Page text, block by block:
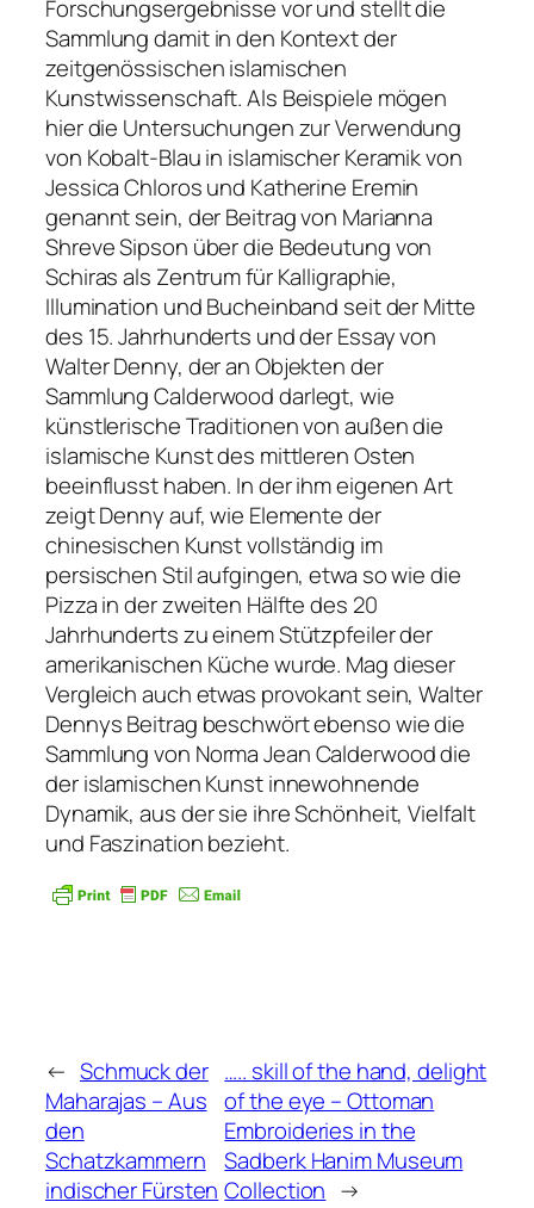
Forschungsergebnisse vor und stellt die
Sammlung damit in den Kontext der
zeitgenössischen islamischen
Kunstwissenschaft. Als Beispiele mögen
hier die Untersuchungen zur Verwendung
von Kobalt-Blau in islamischer Keramik von
Jessica Chloros und Katherine Eremin
genannt sein, der Beitrag von Marianna
Shreve Sipson über die Bedeutung von
Schiras als Zentrum für Kalligraphie,
Illumination und Bucheinband seit der Mitte
des 15. Jahrhunderts und der Essay von
Walter Denny, der an Objekten der
Sammlung Calderwood darlegt, wie
künstlerische Traditionen von außen die
islamische Kunst des mittleren Osten
beeinflusst haben. In der ihm eigenen Art
zeigt Denny auf, wie Elemente der
chinesischen Kunst vollständig im
persischen Stil aufgingen, etwa so wie die
Pizza in der zweiten Hälfte des 20
Jahrhunderts zu einem Stützpfeiler der
amerikanischen Küche wurde. Mag dieser
Vergleich auch etwas provokant sein, Walter
Dennys Beitrag beschwört ebenso wie die
Sammlung von Norma Jean Calderwood die
der islamischen Kunst innewohnende
Dynamik, aus der sie ihre Schönheit, Vielfalt
und Faszination bezieht.
← Schmuck der
Maharajas – Aus
den
Schatzkammern
indischer Fürsten
….. skill of the hand, delight
of the eye – Ottoman
Embroideries in the
Sadberk Hanim Museum
Collection →